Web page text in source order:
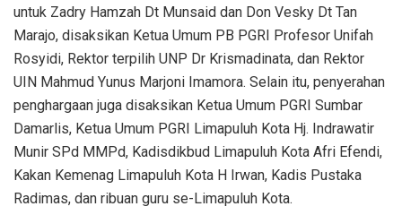
untuk Zadry Hamzah Dt Munsaid dan Don Vesky Dt Tan
Marajo, disaksikan Ketua Umum PB PGRI Profesor Unifah
Rosyidi, Rektor terpilih UNP Dr Krismadinata, dan Rektor
UIN Mahmud Yunus Marjoni Imamora. Selain itu, penyerahan
penghargaan juga disaksikan Ketua Umum PGRI Sumbar
Damarlis, Ketua Umum PGRI Limapuluh Kota Hj. Indrawatir
Munir SPd MMPd, Kadisdikbud Limapuluh Kota Afri Efendi,
Kakan Kemenag Limapuluh Kota H Irwan, Kadis Pustaka
Radimas, dan ribuan guru se-Limapuluh Kota.